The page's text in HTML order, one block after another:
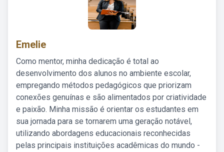
Emelie
Como mentor, minha dedicação é total ao
desenvolvimento dos alunos no ambiente escolar,
empregando métodos pedagógicos que priorizam
conexões genuínas e são alimentados por criatividade
e paixão. Minha missão é orientar os estudantes em
sua jornada para se tornarem uma geração notável,
utilizando abordagens educacionais reconhecidas
pelas principais instituições acadêmicas do mundo -